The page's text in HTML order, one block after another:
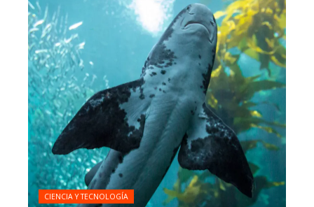
CIENCIA Y TECNOLOGÍA